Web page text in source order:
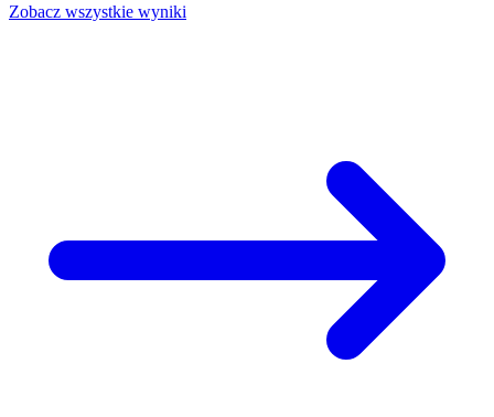
Zobacz wszystkie wyniki